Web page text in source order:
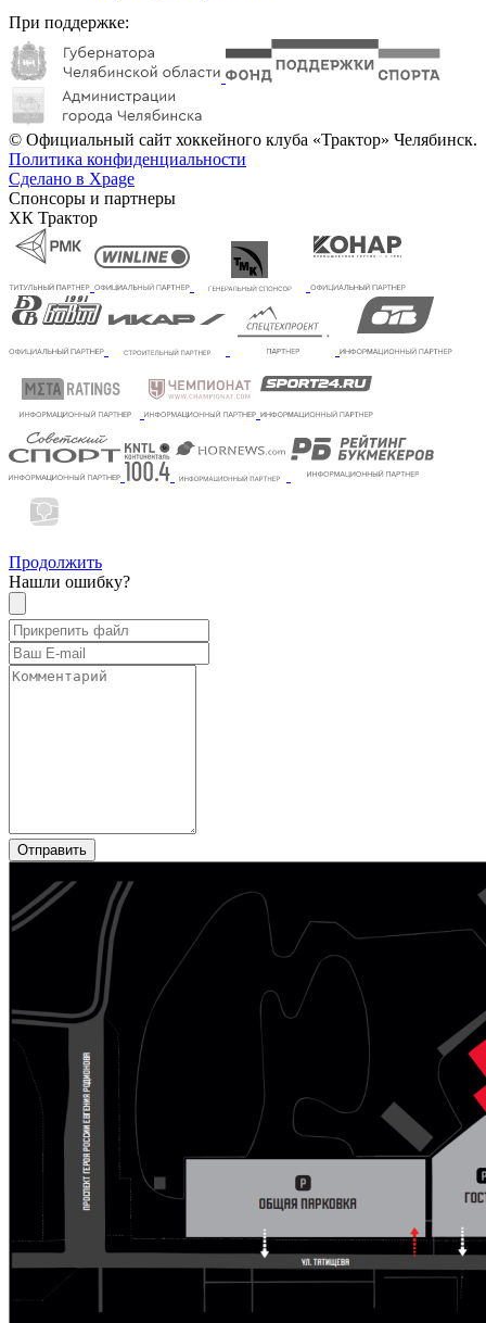
При поддержке:
© Официальный сайт хоккейного клуба «Трактор» Челябинск.
Политика конфиденциальности
Сделано в Xpage
Спонсоры и партнеры
ХК Трактор
Продолжить
Нашли ошибку?